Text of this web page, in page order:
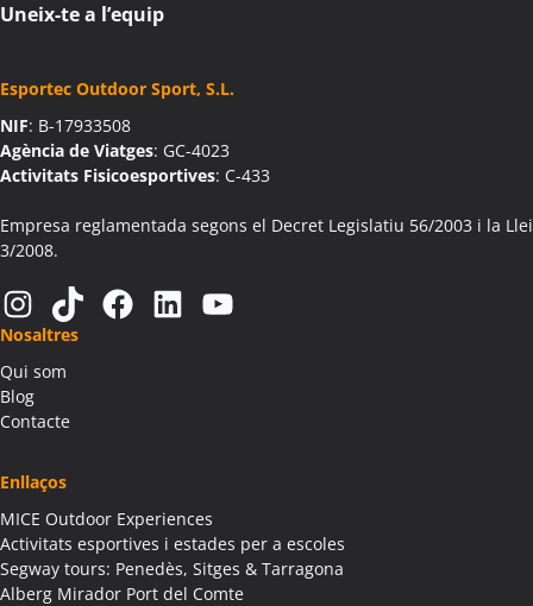
Uneix-te a l’equip
Esportec Outdoor Sport, S.L.
NIF: B-17933508
Agència de Viatges: GC-4023
Activitats Fisicoesportives: C-433
Empresa reglamentada segons el Decret Legislatiu 56/2003 i la Llei
3/2008.
Instagram TikTok Facebook LinkedIn YouTube
Nosaltres
Qui som
Blog
Contacte
Enllaços
MICE Outdoor Experiences
Activitats esportives i estades per a escoles
Segway tours: Penedès, Sitges & Tarragona
Alberg Mirador Port del Comte